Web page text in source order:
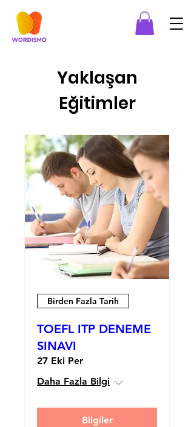
Yaklaşan
Eğitimler
Birden Fazla Tarih
TOEFL ITP DENEME
SINAVI
27 Eki Per
Daha Fazla Bilgi
Bilgiler